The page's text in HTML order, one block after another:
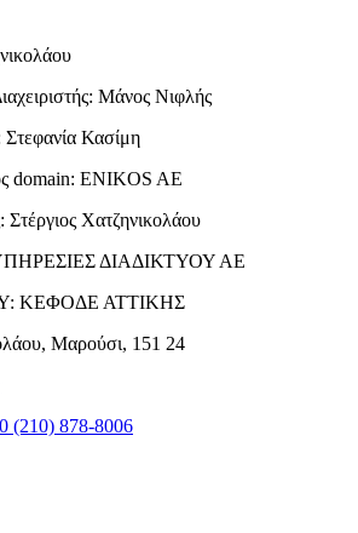
Μάνος Νιφλής
Στεφανία Κασίμη
domain: ENIKOS AE
Στέργιος Χατζηνικολάου
ΔΙΑΔΙΚΤΥΟΥ ΑΕ
ΚΕΦΟΔΕ ΑΤΤΙΚΗΣ
Μαρούσι, 151 24
(210) 878-8006